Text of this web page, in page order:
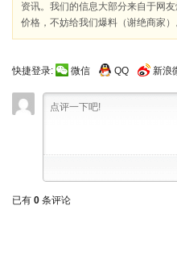
资讯。我们的信息大部分来自于网
价格，不妨给我们爆料（谢绝商家）
快捷登录: 微信 QQ 新浪
已有 0 条评论